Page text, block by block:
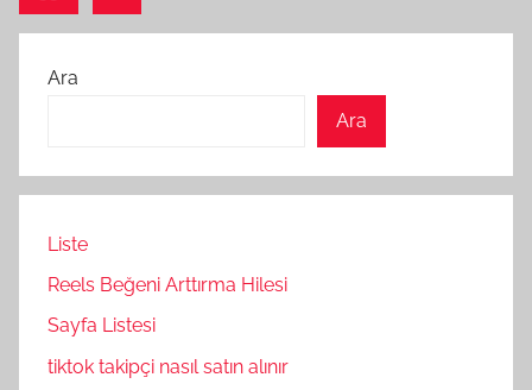
Ara
Ara
Liste
Reels Beğeni Arttırma Hilesi
Sayfa Listesi
tiktok takipçi nasıl satın alınır